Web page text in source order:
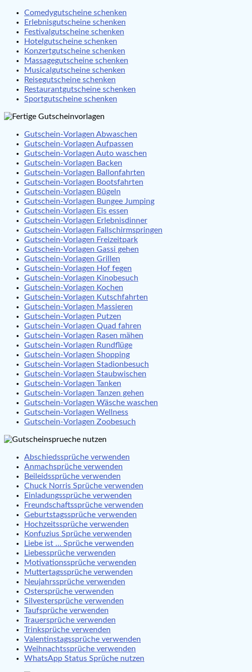
Comedygutscheine schenken
Erlebnisgutscheine schenken
Festivalgutscheine schenken
Hotelgutscheine schenken
Konzertgutscheine schenken
Massagegutscheine schenken
Musicalgutscheine schenken
Reisegutscheine schenken
Restaurantgutscheine schenken
Sportgutscheine schenken
Gutschein-Vorlagen Abwaschen
Gutschein-Vorlagen Aufpassen
Gutschein-Vorlagen Auto waschen
Gutschein-Vorlagen Backen
Gutschein-Vorlagen Ballonfahrten
Gutschein-Vorlagen Bootsfahrten
Gutschein-Vorlagen Bügeln
Gutschein-Vorlagen Bungee Jumping
Gutschein-Vorlagen Eis essen
Gutschein-Vorlagen Erlebnisdinner
Gutschein-Vorlagen Fallschirmspringen
Gutschein-Vorlagen Freizeitpark
Gutschein-Vorlagen Gassi gehen
Gutschein-Vorlagen Grillen
Gutschein-Vorlagen Hof fegen
Gutschein-Vorlagen Kinobesuch
Gutschein-Vorlagen Kochen
Gutschein-Vorlagen Kutschfahrten
Gutschein-Vorlagen Massieren
Gutschein-Vorlagen Putzen
Gutschein-Vorlagen Quad fahren
Gutschein-Vorlagen Rasen mähen
Gutschein-Vorlagen Rundflüge
Gutschein-Vorlagen Shopping
Gutschein-Vorlagen Stadionbesuch
Gutschein-Vorlagen Staubwischen
Gutschein-Vorlagen Tanken
Gutschein-Vorlagen Tanzen gehen
Gutschein-Vorlagen Wäsche waschen
Gutschein-Vorlagen Wellness
Gutschein-Vorlagen Zoobesuch
Abschiedssprüche verwenden
Anmachsprüche verwenden
Beileidssprüche verwenden
Chuck Norris Sprüche verwenden
Einladungssprüche verwenden
Freundschaftssprüche verwenden
Geburtstagssprüche verwenden
Hochzeitssprüche verwenden
Konfuzius Sprüche verwenden
Liebe ist … Sprüche verwenden
Liebessprüche verwenden
Motivationssprüche verwenden
Muttertagssprüche verwenden
Neujahrssprüche verwenden
Ostersprüche verwenden
Silvestersprüche verwenden
Taufsprüche verwenden
Trauersprüche verwenden
Trinksprüche verwenden
Valentinstagssprüche verwenden
Weihnachtssprüche verwenden
WhatsApp Status Sprüche nutzen